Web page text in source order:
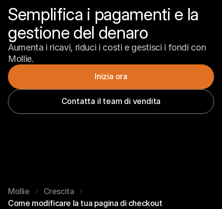
Semplifica i pagamenti e la
gestione del denaro
Aumenta i ricavi, riduci i costi e gestisci i fondi con
Mollie.
Inizia ora
Contatta il team di vendita
Mollie
Crescita
Come modificare la tua pagina di checkout